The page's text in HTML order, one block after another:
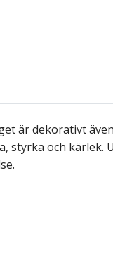
är dekorativt
styrka och kärlek.